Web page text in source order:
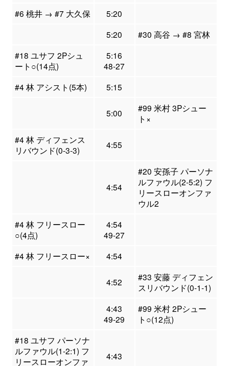
#6 桃井 → #7 大久保
5:20
5:20
#30 高谷 → #8 宮林
#18 ユサフ 2Pシュ
ート○(14点)
5:16
48-27
#4 林 アシスト(5本)
5:15
5:00
#99 米村 3Pシュー
ト×
#4 林 ディフェンス
リバウンド(0-3-3)
4:55
4:54
#20 安孫子 パーソナ
ルファウル(2-5:2) フ
リースローオンファ
ウル2
#4 林 フリースロー
○(4点)
4:54
49-27
#4 林 フリースロー×
4:54
4:52
#33 安藤 ディフェン
スリバウンド(0-1-1)
4:43
49-29
#99 米村 2Pシュー
ト○(12点)
#18 ユサフ パーソナ
ルファウル(1-2:1) フ
リースローオンファ
4:43